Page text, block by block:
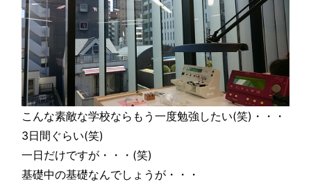
こんな素敵な学校ならもう一度勉強したい(笑)・・・
3日間ぐらい(笑)
一日だけですが・・・(笑)
基礎中の基礎なんでしょうが・・・